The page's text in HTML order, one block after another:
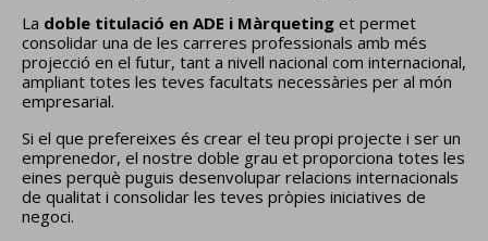
La doble titulació en ADE i Màrqueting et permet
consolidar una de les carreres professionals amb més
projecció en el futur, tant a nivell nacional com internacional,
ampliant totes les teves facultats necessàries per al món
empresarial.
Si el que prefereixes és crear el teu propi projecte i ser un
emprenedor, el nostre doble grau et proporciona totes les
eines perquè puguis desenvolupar relacions internacionals
de qualitat i consolidar les teves pròpies iniciatives de
negoci.